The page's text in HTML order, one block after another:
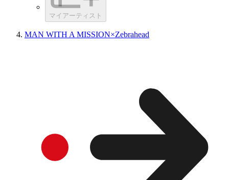
マイアーティスト
MAN WITH A MISSION×Zebrahead